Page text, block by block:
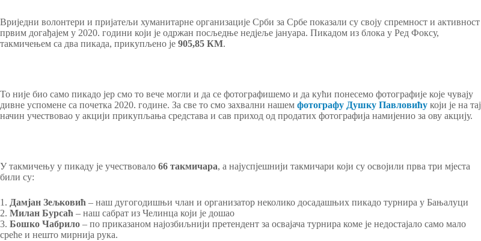
Вриједни волонтери и пријатељи хуманитарне организације Срби за Србе показали су своју спремност и активност
првим догађајем у 2020. години који је одржан посљедње недјеље јануара. Пикадом из блока у Ред Фоксу,
такмичењем са два пикада, прикупљено је 905,85 КМ.
То није био само пикадо јер смо то вече могли и да се фотографишемо и да кући понесемо фотографије које чувају
дивне успомене са почетка 2020. године. За све то смо захвални нашем фотографу Душку Павловићу који је на тај
начин учествовао у акцији прикупљања средстава и сав приход од продатих фотографија намијенио за ову акцију.
У такмичењу у пикаду је учествовало 66 такмичара, а најуспјешнији такмичари који су освојили прва три мјеста
били су:
1. Дамјан Зељковић – наш дугогодишњи члан и организатор неколико досадашњих пикадо турнира у Бањалуци
2. Милан Бурсаћ – наш сабрат из Челинца који је дошао
3. Бошко Чабрило – по приказаном најозбиљнији претендент за освајача турнира коме је недостајало само мало
среће и нешто мирнија рука.